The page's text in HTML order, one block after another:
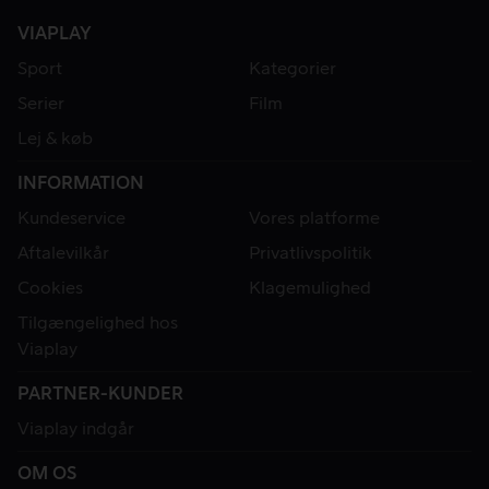
VIAPLAY
Sport
Kategorier
Serier
Film
Lej & køb
INFORMATION
Kundeservice
Vores platforme
Aftalevilkår
Privatlivspolitik
Cookies
Klagemulighed
Tilgængelighed hos
Viaplay
PARTNER-KUNDER
Viaplay indgår
OM OS